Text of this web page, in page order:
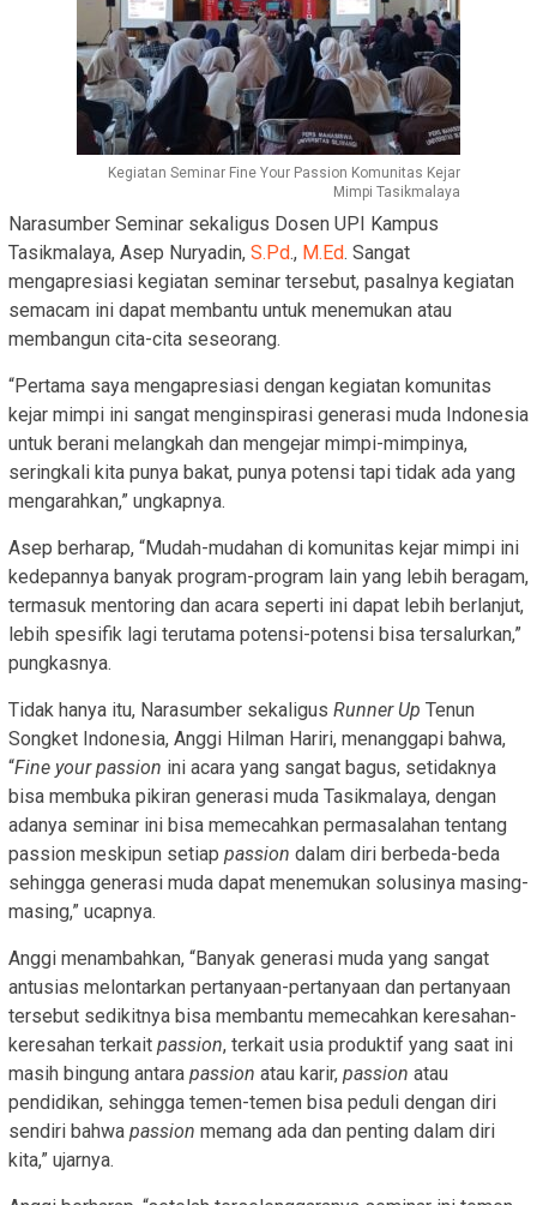
Kegiatan Seminar Fine Your Passion Komunitas Kejar
Mimpi Tasikmalaya
Narasumber Seminar sekaligus Dosen UPI Kampus
Tasikmalaya, Asep Nuryadin, S.Pd., M.Ed. Sangat
mengapresiasi kegiatan seminar tersebut, pasalnya kegiatan
semacam ini dapat membantu untuk menemukan atau
membangun cita-cita seseorang.
“Pertama saya mengapresiasi dengan kegiatan komunitas
kejar mimpi ini sangat menginspirasi generasi muda Indonesia
untuk berani melangkah dan mengejar mimpi-mimpinya,
seringkali kita punya bakat, punya potensi tapi tidak ada yang
mengarahkan,” ungkapnya.
Asep berharap, “Mudah-mudahan di komunitas kejar mimpi ini
kedepannya banyak program-program lain yang lebih beragam,
termasuk mentoring dan acara seperti ini dapat lebih berlanjut,
lebih spesifik lagi terutama potensi-potensi bisa tersalurkan,”
pungkasnya.
Tidak hanya itu, Narasumber sekaligus Runner Up Tenun
Songket Indonesia, Anggi Hilman Hariri, menanggapi bahwa,
“Fine your passion ini acara yang sangat bagus, setidaknya
bisa membuka pikiran generasi muda Tasikmalaya, dengan
adanya seminar ini bisa memecahkan permasalahan tentang
passion meskipun setiap passion dalam diri berbeda-beda
sehingga generasi muda dapat menemukan solusinya masing-
masing,” ucapnya.
Anggi menambahkan, “Banyak generasi muda yang sangat
antusias melontarkan pertanyaan-pertanyaan dan pertanyaan
tersebut sedikitnya bisa membantu memecahkan keresahan-
keresahan terkait passion, terkait usia produktif yang saat ini
masih bingung antara passion atau karir, passion atau
pendidikan, sehingga temen-temen bisa peduli dengan diri
sendiri bahwa passion memang ada dan penting dalam diri
kita,” ujarnya.